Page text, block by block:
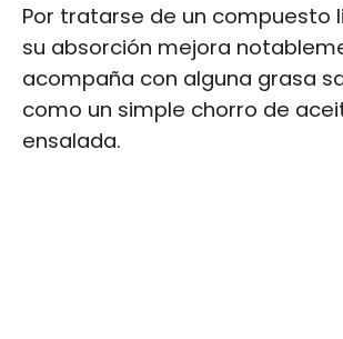
Por tratarse de un compuesto
su absorción mejora
acompaña con alguna grasa
como un simple chorro de
ensalada.